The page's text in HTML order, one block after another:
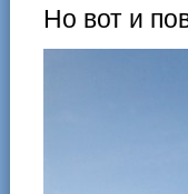
Но вот и